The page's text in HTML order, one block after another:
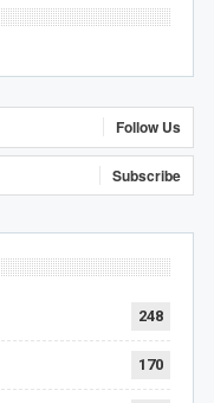
Follow Us
Subscribe
248
170